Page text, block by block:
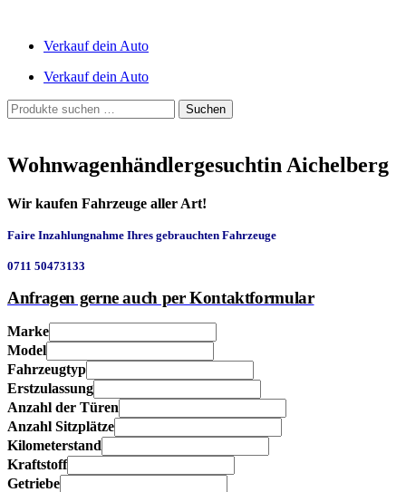
Verkauf dein Auto
Verkauf dein Auto
Suchen
nach:
Suchen
Wohnwagenhändlergesuchtin Aichelberg
Wir kaufen Fahrzeuge aller Art!
Faire Inzahlungnahme Ihres gebrauchten Fahrzeuge
0711 50473133
Anfragen gerne auch per Kontaktformular
Marke
Model
Fahrzeugtyp
Erstzulassung
Anzahl der Türen
Anzahl Sitzplätze
Kilometerstand
Kraftstoff
Getriebe